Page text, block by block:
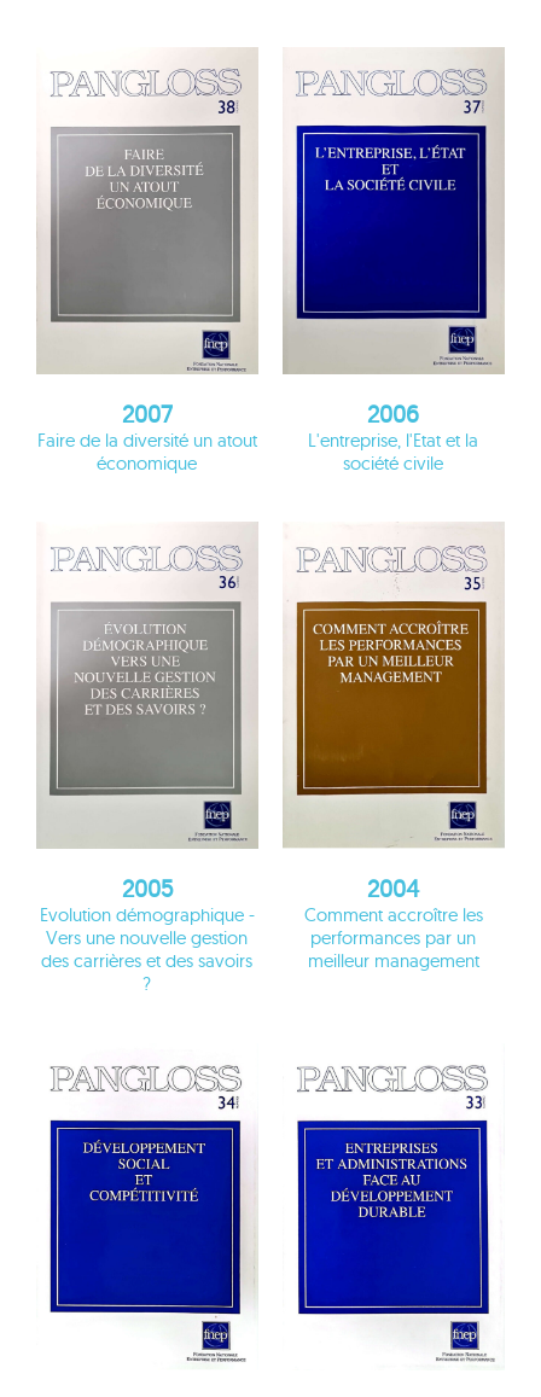
2007
Faire de la diversité un atout
économique
2006
L'entreprise, l'Etat et la
société civile
2005
Evolution démographique -
Vers une nouvelle gestion
des carrières et des savoirs
?
2004
Comment accroître les
performances par un
meilleur management